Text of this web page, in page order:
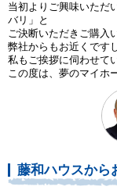
当初よりご興味いただ
バリ」と
ご決断いただきご購入
弊社からもお近くです
私もご挨拶に伺わせて
この度は、夢のマイホ
藤和ハウスから